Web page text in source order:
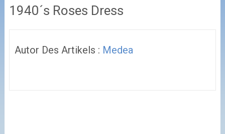
1940´s Roses Dress
Autor Des Artikels : Medea